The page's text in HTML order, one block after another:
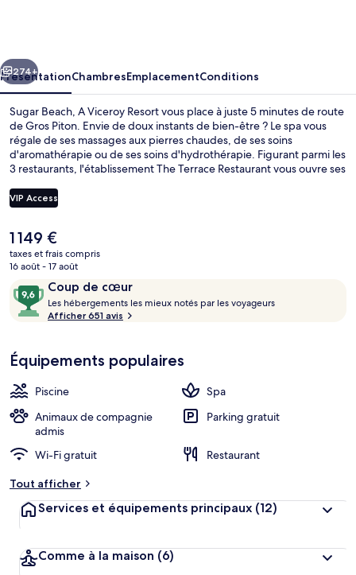
Resort
Suivant
274+
PrésentationChambresEmplacementConditions
Sugar Beach, A Viceroy Resort vous place à juste 5 minutes de route
de Gros Piton. Envie de doux instants de bien-être ? Le spa vous
régale de ses massages aux pierres chaudes, de ses soins
d'aromathérapie ou de ses soins d'hydrothérapie. Figurant parmi les
3 restaurants, l'établissement The Terrace Restaurant vous ouvre ses
de luxe abrite en outre 2 bars de plage, une piscine extérieure et un
centre de remise en forme. Les autres voyageurs sont enchantés
VIP Access
Le
prix
actuel
de
1 149 €.
1 149 €
taxes et frais compris
16 août - 17 août
Avis
voyageurs
Coup de cœur
9,6
sur
10,
cœur
Les hébergements les mieux notés par les voyageurs
r
t
l
Afficher 651 avis
Équipements populaires
Piscine
Spa
Animaux de compagnie
admis
Parking gratuit
Wi-Fi gratuit
Restaurant
Tout afficher
Services et équipements principaux (12)
Comme à la maison (6)